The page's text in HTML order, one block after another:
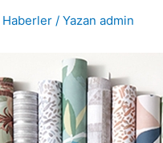
Haberler / Yazan admin